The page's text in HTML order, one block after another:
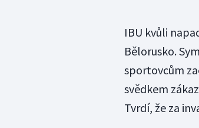
IBU kvůli
Bělorusko.
sportovcům
svědkem
Tvrdí, že za